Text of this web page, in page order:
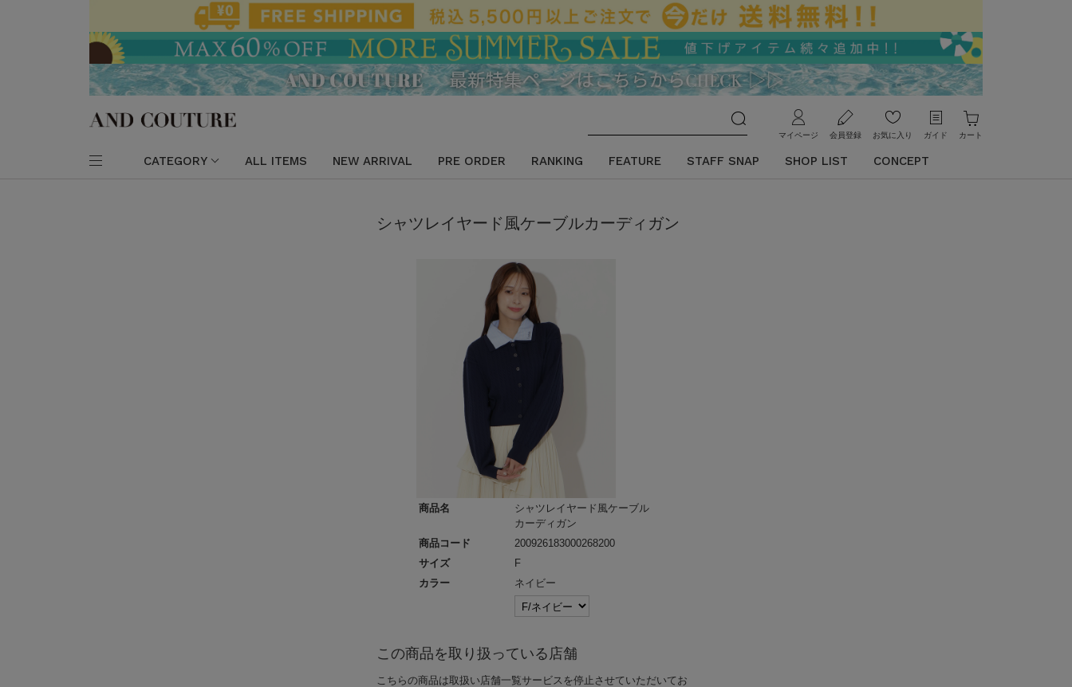
マイページ 会員登録 お気に入り ガイド カート
CATEGORY ALL ITEMS NEW ARRIVAL PRE ORDER RANKING FEATURE STAFF SNAP SHOP LIST CONCEPT
シャツレイヤード風ケーブルカーディガン
商品名
シャツレイヤード風ケーブル
カーディガン
商品コード
200926183000268200
サイズ
F
カラー
ネイビー
この商品を取り扱っている店舗
こちらの商品は取扱い店舗一覧サービスを停止させていただいてお